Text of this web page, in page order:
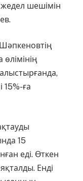
жедел шешімін
15%-ға
15
еді. Өткен
Енді